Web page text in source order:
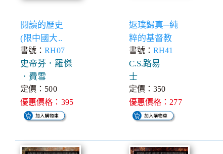
閱讀的歷史
(限中國大..
書號：RH07
史帝芬．羅傑
．費雪
定價：500
優惠價格：395
返璞歸真─純
粹的基督教
書號：RH41
C.S.路易
士
定價：350
優惠價格：277